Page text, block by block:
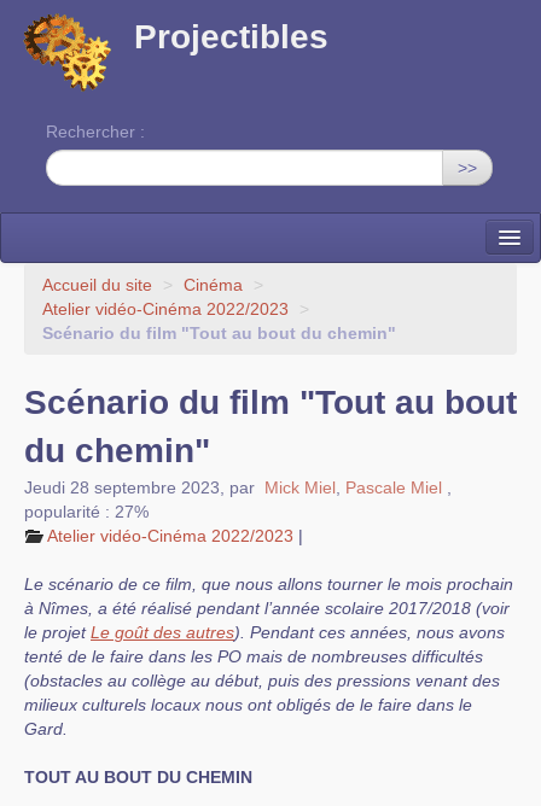
Projectibles
Rechercher :
>>
La ruche
Une classe à projets
Accueil du site > Cinéma
>
Atelier vidéo-Cinéma 2022/2023
>
Scénario du film "Tout au bout du chemin"
Scénario du film "Tout au bout
du chemin"
Jeudi 28 septembre 2023 par Mick Miel Pascale Miel
popularité : 27%
Atelier vidéo-Cinéma 2022/2023 |
Le scénario de ce film, que nous allons tourner le mois prochain
à Nîmes, a été réalisé pendant l’année scolaire 2017/2018 (voir
le projetLe goût des autres). Pendant ces années, nous avons
tenté de le faire dans les PO mais de nombreuses difficultés
(obstacles au collège au début, puis des pressions venant des
milieux culturels locaux nous ont obligés de le faire dans le
Gard.
TOUT AU BOUT DU CHEMIN